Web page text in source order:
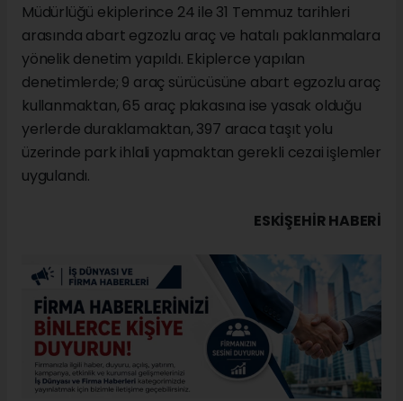
Müdürlüğü ekiplerince 24 ile 31 Temmuz tarihleri
arasında abart egzozlu araç ve hatalı paklanmalara
yönelik denetim yapıldı. Ekiplerce yapılan
denetimlerde; 9 araç sürücüsüne abart egzozlu araç
kullanmaktan, 65 araç plakasına ise yasak olduğu
yerlerde duraklamaktan, 397 araca taşıt yolu
üzerinde park ihlali yapmaktan gerekli cezai işlemler
uygulandı.
ESKIŞEHIR HABERİ